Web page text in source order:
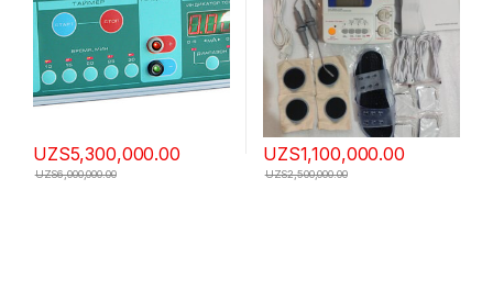
UZS5,300,000.00
UZS6,000,000.00
UZS1,100,000.00
UZS2,500,000.00